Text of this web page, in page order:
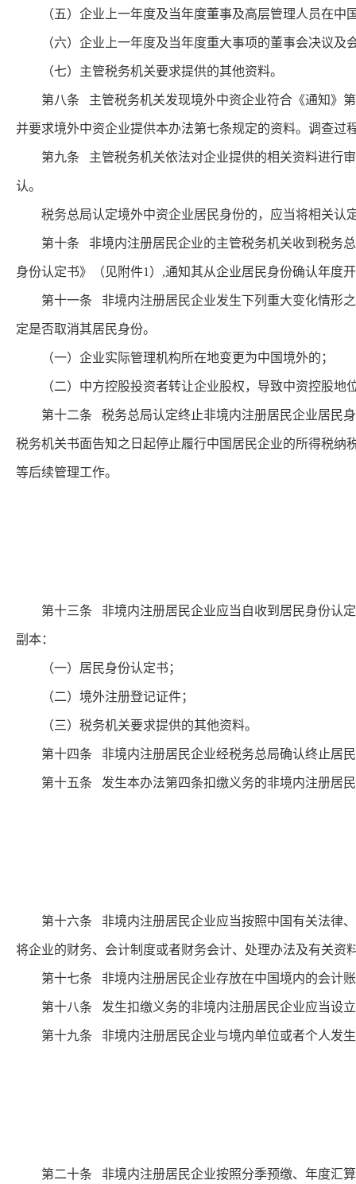
（五）企业上一年度及当年度董事及高层管理人员在中
（六）企业上一年度及当年度重大事项的董事会决议及
（七）主管税务机关要求提供的其他资料。
第八条 主管税务机关发现境外中资企业符合《通知》第
并要求境外中资企业提供本办法第七条规定的资料。调查
第九条 主管税务机关依法对企业提供的相关资料进行审
认。
税务总局认定境外中资企业居民身份的，应当将相关认
第十条 非境内注册居民企业的主管税务机关收到税务总
身份认定书》（见附件1）,通知其从企业居民身份确认年度
第十一条 非境内注册居民企业发生下列重大变化情形之
定是否取消其居民身份。
（一）企业实际管理机构所在地变更为中国境外的；
（二）中方控股投资者转让企业股权，导致中资控股地
第十二条 税务总局认定终止非境内注册居民企业居民身
税务机关书面告知之日起停止履行中国居民企业的所得税
等后续管理工作。
第十三条 非境内注册居民企业应当自收到居民身份认定
副本：
（一）居民身份认定书；
（二）境外注册登记证件；
（三）税务机关要求提供的其他资料。
第十四条 非境内注册居民企业经税务总局确认终止居民
第十五条 发生本办法第四条扣缴义务的非境内注册居民
第十六条 非境内注册居民企业应当按照中国有关法律、
将企业的财务、会计制度或者财务会计、处理办法及有关资
第十七条 非境内注册居民企业存放在中国境内的会计账
第十八条 发生扣缴义务的非境内注册居民企业应当设立
第十九条 非境内注册居民企业与境内单位或者个人发生
第二十条 非境内注册居民企业按照分季预缴、年度汇算